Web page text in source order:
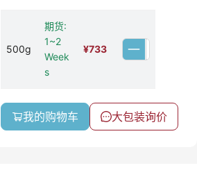
500g
期货:
1~2
Week
s
¥733
我的购物车 大包装询价